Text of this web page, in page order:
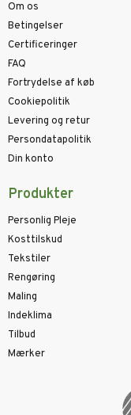
Om os
Betingelser
Certificeringer
FAQ
Fortrydelse af køb
Cookiepolitik
Levering og retur
Persondatapolitik
Din konto
Produkter
Personlig Pleje
Kosttilskud
Tekstiler
Rengøring
Maling
Indeklima
Tilbud
Mærker